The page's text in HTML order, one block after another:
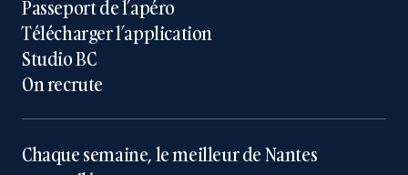
Passeport de l’apéro
Télécharger l’application
Studio BC
On recrute
Chaque semaine, le meilleur de Nantes